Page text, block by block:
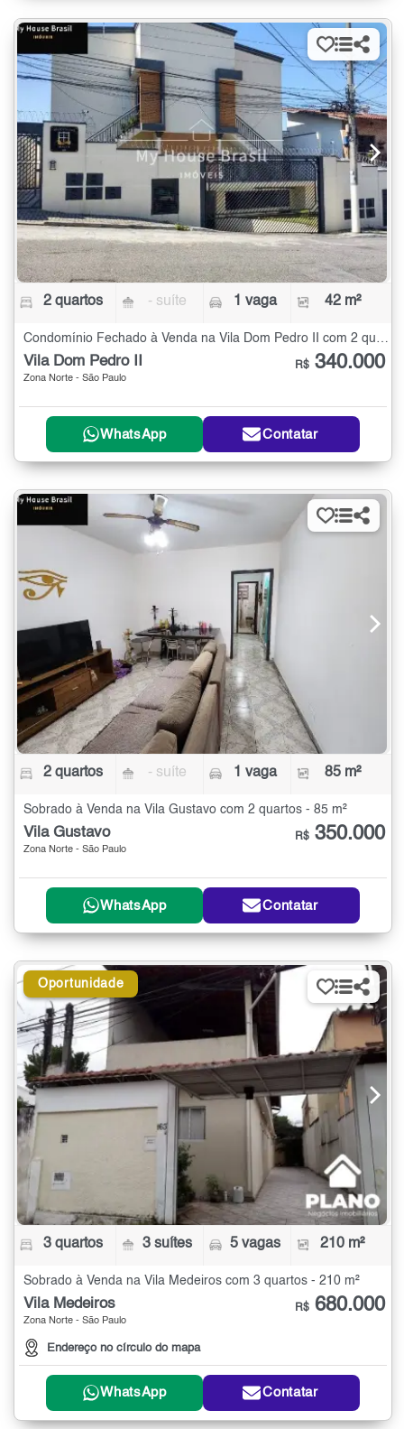
2 quartos - suíte 1 vaga 42 m²
Condomínio Fechado à Venda na Vila Dom Pedro II com 2 quartos - 42 m²
Vila Dom Pedro II
Zona Norte - São Paulo
R$ 340.000
WhatsApp Contatar
2 quartos - suíte 1 vaga 85 m²
Sobrado à Venda na Vila Gustavo com 2 quartos - 85 m²
Vila Gustavo
Zona Norte - São Paulo
R$ 350.000
WhatsApp Contatar
Oportunidade
3 quartos 3 suítes 5 vagas 210 m²
Sobrado à Venda na Vila Medeiros com 3 quartos - 210 m²
Vila Medeiros
Zona Norte - São Paulo
Endereço no círculo do mapa
R$ 680.000
WhatsApp Contatar